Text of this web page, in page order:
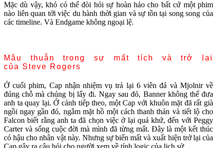
Mặc dù vậy, khó có thể đòi hỏi sự hoàn hảo cho bất cứ một phim
nào liên quan tới việc du hành thời gian và sự tồn tại song song của
các timeline. Và Endgame không ngoại lệ.
Mâu thuẫn trong sự mất tích và trở lại
của Steve Rogers
Ở cuối phim, Cap nhận nhiệm vụ trả lại 6 viên đá và Mjolnir về
đúng chỗ mà chúng bị lấy đi. Ngay sau đó, Banner không thể đưa
anh ta quay lại. Ở cảnh tiếp theo, một Cap với khuôn mặt đã rất già
ngồi ngay gần đó, ngắm mặt hồ một cách thanh thản và tiết lộ cho
Falcon biết rằng anh ta đã chọn việc ở lại quá khứ, đến với Peggy
Carter và sống cuộc đời mà mình đã từng mất. Đây là một kết thúc
có hậu cho nhân vật này. Nhưng sự biến mất và xuất hiện trở lại của
Cap gây ra câu hỏi cho người xem về tính logic của lịch sử.